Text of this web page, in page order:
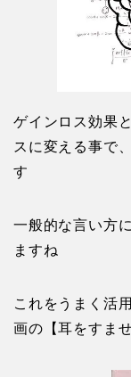
ゲインロス効果
スに変える事で
す
一般的な言い方
ますね
これをうまく活
画の【耳をすませ